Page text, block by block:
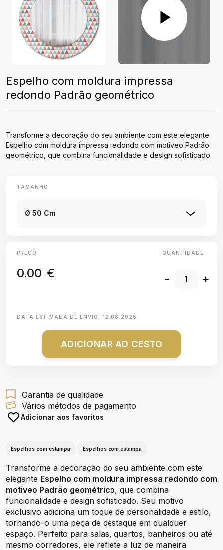
Espelho com moldura impressa
redondo Padrão geométrico
Transforme a decoração do seu ambiente com este elegante
Espelho com moldura impressa redondo com motiveo Padrão
geométrico, que combina funcionalidade e design sofisticado.
TAMANHO
Ø 50 Cm
PREÇO
0.00 €
QUANTIDADE
- +
DATA ESTIMADA DE ENVIO: 12.08.2026
ADICIONAR AO CESTO
Garantia de qualidade
Vários métodos de pagamento
Adicionar aos favoritos
Espelhos com estampa Espelhos com estampa
Transforme a decoração do seu ambiente com este
elegante Espelho com moldura impressa redondo com
motiveo Padrão geométrico, que combina
funcionalidade e design sofisticado. Seu motivo
exclusivo adiciona um toque de personalidade e estilo,
tornando-o uma peça de destaque em qualquer
espaço. Perfeito para salas, quartos, banheiros ou até
mesmo corredores, ele reflete a luz de maneira